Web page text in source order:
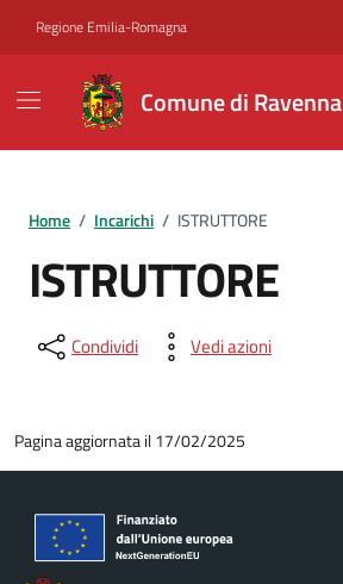
Regione Emilia-Romagna
Comune di Ravenna
Home / Incarichi / ISTRUTTORE
ISTRUTTORE
Condividi Vedi azioni
Pagina aggiornata il 17/02/2025